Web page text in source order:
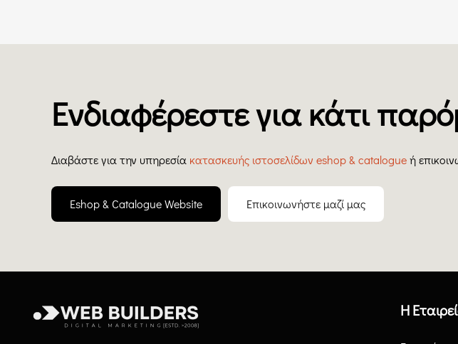
Ενδιαφέρεστε για κάτι
Διαβάστε για την υπηρεσία κατασκευής ιστοσελίδων eshop & catalogueή
Eshop & Catalogue Website Επικοινωνήστε μαζί μας
Η